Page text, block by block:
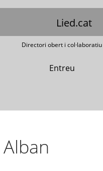
Lied.cat
Directori obert i col·laboratiu
Entreu